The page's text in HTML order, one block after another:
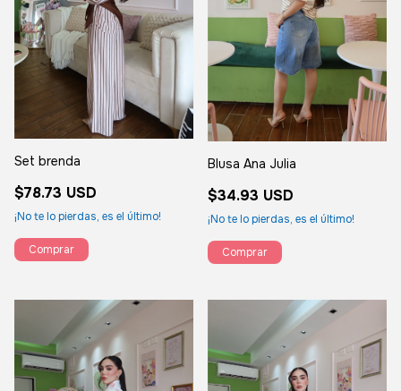
Set brenda
$78.73 USD
¡No te lo pierdas, es el último!
Comprar
Blusa Ana Julia
$34.93 USD
¡No te lo pierdas, es el último!
Comprar